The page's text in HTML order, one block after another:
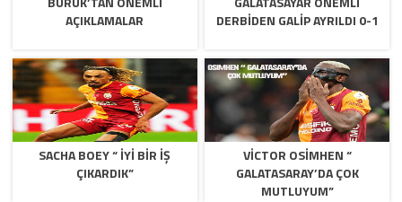
AÇIKLAMALAR
DERBIDEN GALIP AYRILDI 0-1
SACHA BOEY “ İYI BIR IŞ
ÇIKARDIK”
VICTOR OSIMHEN “
GALATASARAY’DA ÇOK
MUTLUYUM”